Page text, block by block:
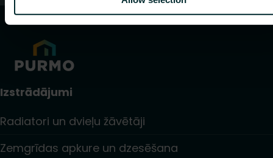
Izstrādājumi
Radiatori un dvieļu žāvētāji
Zemgrīdas apkure un dzesēšana